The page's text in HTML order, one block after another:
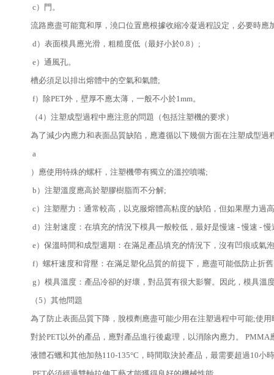
c）門。
流路應盡可能寬和厚，澆口位置應根據收縮冷凝過程設定，必要時應
d）表面模具應光滑，粗糙度低（最好小於0.8）;
e）通風孔。
槽必須足以排出熔體中的空氣和氣體;
f）除PET外，壁厚不應太薄，一般不小於1mm。
（4）注塑成型過程中應注意的問題（包括注塑機的要求）
為了減少內應力和表面品質缺陷，應遵循以下幾個方面在注塑成型過
a
）應使用特殊的螺杆，注塑機帶有獨立的溫控噴嘴;
b）注塑溫度應高於塑膠樹脂而不分解;
c）注塑壓力：通常較高，以克服熔體高粘度的缺陷，但如果壓力過
d）注射速度：在填充的情況下模具一般較低，最好是慢速 - 慢速 -
e）保溫時間和成型週期：在滿足產品填充的情況下，沒有凹痕或
f）螺杆速度和背壓：在滿足塑化品質的前提下，應盡可能低防止折
g）模具溫度：產品冷卻的好壞，對品質有很大影響。因此，模具
（5）其他問題
為了防止表面品質下降，脫模劑應盡可能少用在注塑過程中可能;使
對於PET以外的產品，應對產品進行後處理，以消除內應力。
液體石蠟和其他加熱110-135°C，時間取決於產品，最需要超過10小